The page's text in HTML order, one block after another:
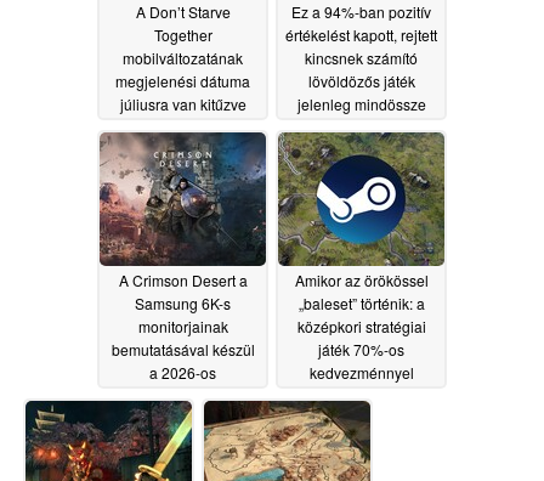
A Don’t Starve
Together
mobilváltozatának
megjelenési dátuma
júliusra van kitűzve
07/09/2026
Ez a 94%-ban pozitív
értékelést kapott, rejtett
kincsnek számító
lövöldözős játék
jelenleg mindössze
2,49 dollárba kerül a
Steam-en07/08/2026
A Crimson Desert a
Samsung 6K-s
monitorjainak
bemutatásával készül
a 2026-os
Gamescomra
07/08/2026
Amikor az örökössel
„baleset” történik: a
középkori stratégiai
játék 70%-os
kedvezménnyel
kapható a Steam-en
07/08/2026